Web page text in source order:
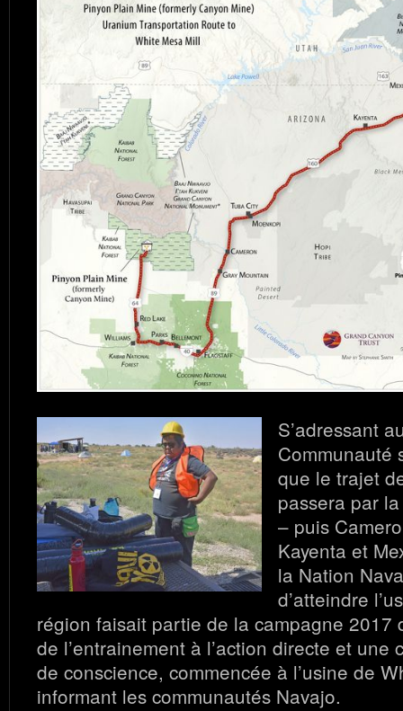
S’adressant
Communauté
que le trajet
passera par
– puis
Kayenta et
la Nation
d’atteindre
région faisait partie de la campagne 2017
de l’entrainement à l’action directe et une
de conscience, commencée à l’usine de
informant les communautés Navajo.